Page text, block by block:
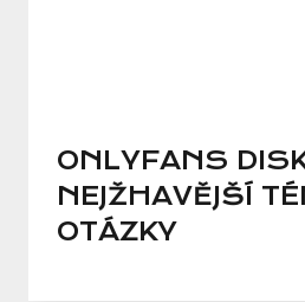
ONLYFANS
NEJŽHAVĚJŠÍ
OTÁZKY